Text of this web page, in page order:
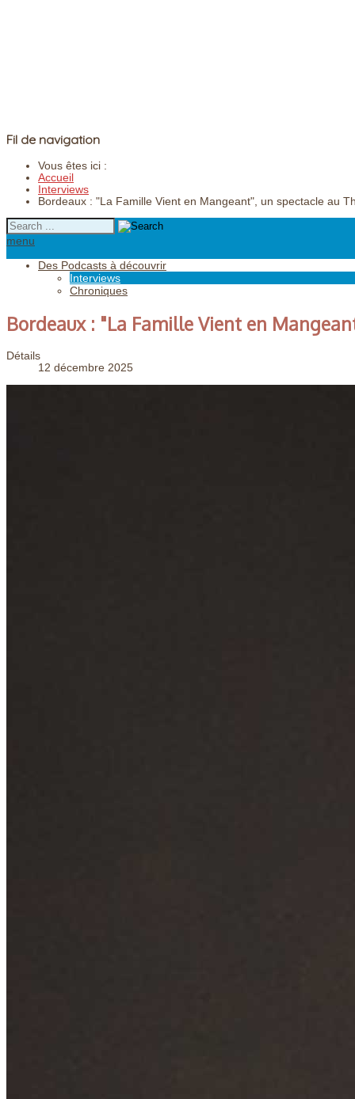
Fil de navigation
Vous êtes ici :
Accueil
Interviews
Bordeaux : "La Famille Vient en Mangeant", un spectacle au
menu
Des Podcasts à découvrir
Interviews
Chroniques
Bordeaux : "La Famille Vient en
Détails
12 décembre 2025